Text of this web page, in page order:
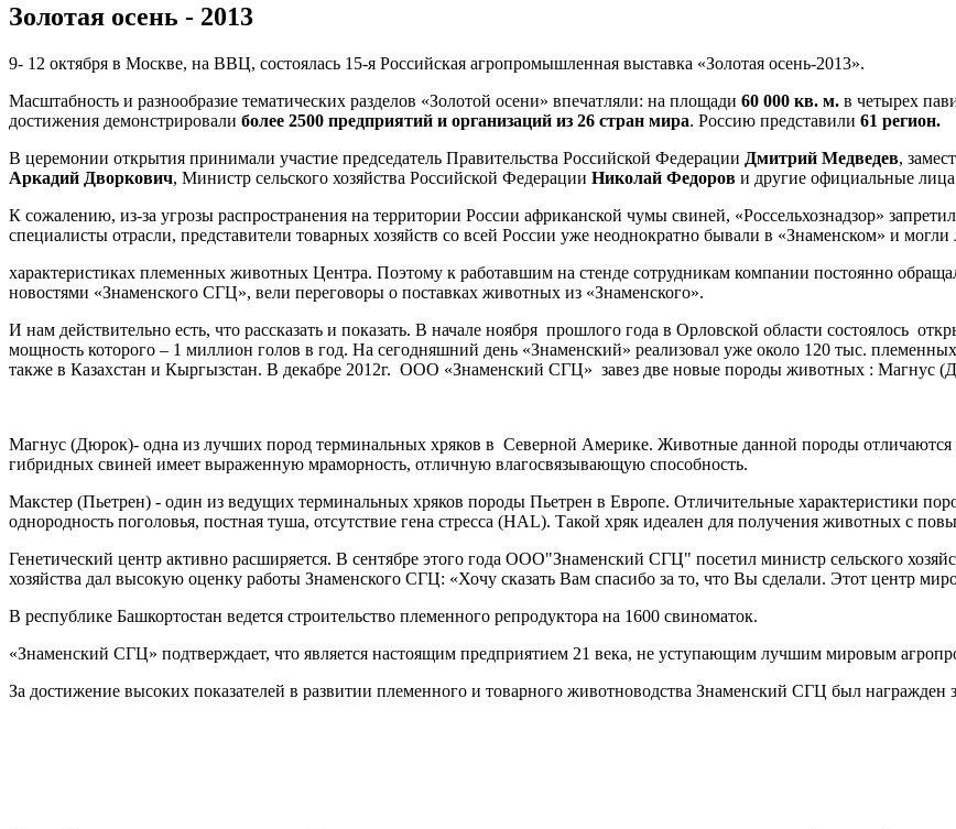
Золотая осень - 2013
9- 12 октября в Москве, на ВВЦ, состоялась 15-я Российская агропромышленная выставка «Золотая осень-2013».
Масштабность и разнообразие тематических разделов «Золотой осени» впечатляли: на площади 60 000 кв. м. в четырех
достижения демонстрировали более 2500 предприятий и организаций из 26 стран мира. Россию представили 61 регион.
В церемонии открытия принимали участие председатель Правительства Российской Федерации Дмитрий Медведев,
Аркадий Дворкович, Министр сельского хозяйства Российской Федерации Николай Федоров и другие официальные
К сожалению, из-за угрозы распространения на территории России африканской чумы свиней, «Россельхознадзор»
специалисты отрасли, представители товарных хозяйств со всей России уже неоднократно бывали в «Знаменском» и
характеристиках племенных животных Центра. Поэтому к работавшим на стенде сотрудникам компании постоянно
новостями «Знаменского СГЦ», вели переговоры о поставках животных из «Знаменского».
И нам действительно есть, что рассказать и показать. В начале ноября прошлого года в Орловской области состоялось
мощность которого – 1 миллион голов в год. На сегодняшний день «Знаменский» реализовал уже около 120 тыс.
также в Казахстан и Кыргызстан. В декабре 2012г. ООО «Знаменский СГЦ» завез две новые породы животных : Магнус
Магнус (Дюрок)- одна из лучших пород терминальных хряков в Северной Америке. Животные данной породы
гибридных свиней имеет выраженную мраморность, отличную влагосвязывающую способность.
Макстер (Пьетрен) - один из ведущих терминальных хряков породы Пьетрен в Европе. Отличительные характеристики
однородность поголовья, постная туша, отсутствие гена стресса (HAL). Такой хряк идеален для получения животных с
Генетический центр активно расширяется. В сентябре этого года ООО"Знаменский СГЦ" посетил министр сельского
хозяйства дал высокую оценку работы Знаменского СГЦ: «Хочу сказать Вам спасибо за то, что Вы сделали. Этот центр
В республике Башкортостан ведется строительство племенного репродуктора на 1600 свиноматок.
«Знаменский СГЦ» подтверждает, что является настоящим предприятием 21 века, не уступающим лучшим мировым
За достижение высоких показателей в развитии племенного и товарного животноводства Знаменский СГЦ был награжден